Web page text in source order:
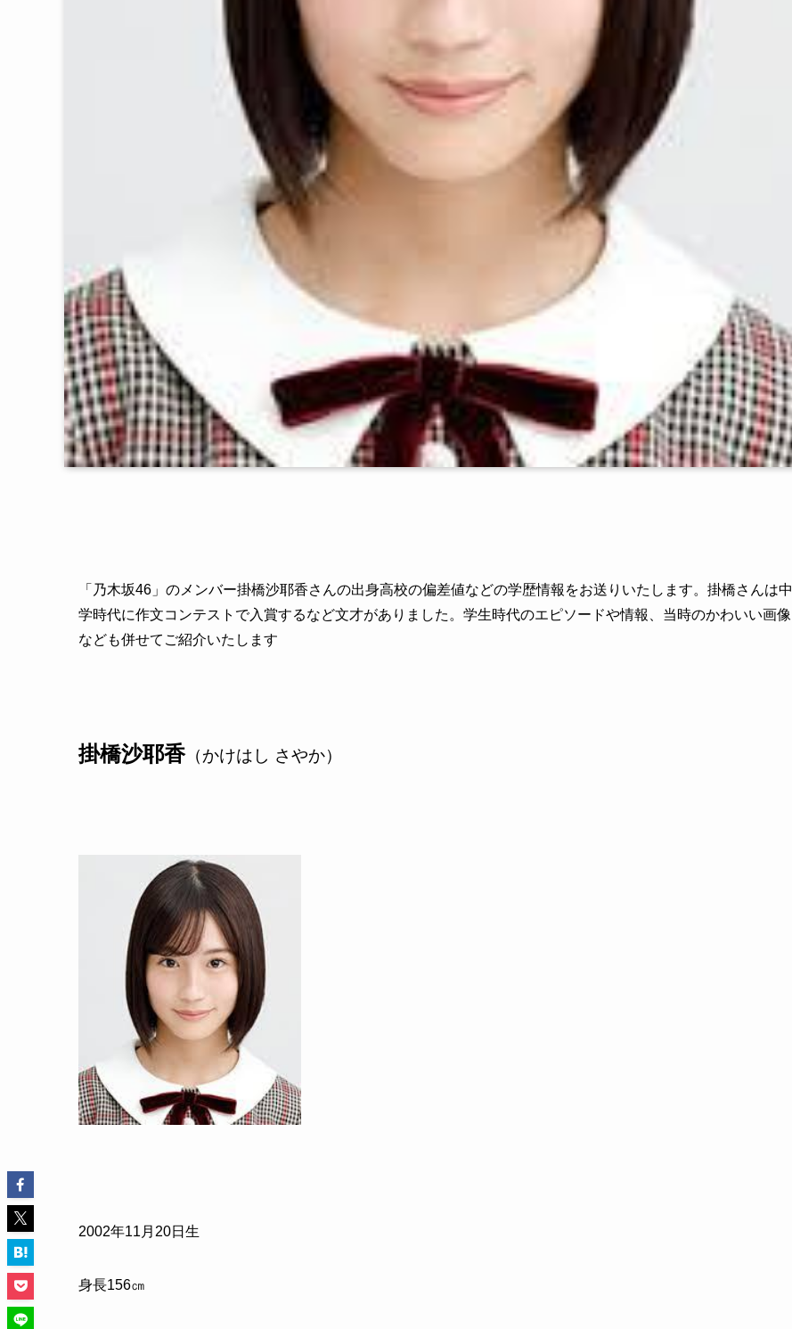
「乃木坂46」のメンバー掛橋沙耶香さんの出身高校の偏差値などの学歴情報をお送りいたします。掛橋さんは中
学時代に作文コンテストで入賞するなど文才がありました。学生時代のエピソードや情報、当時のかわいい画像
なども併せてご紹介いたします
掛橋沙耶香（かけはし さやか）
2002年11 月 20日生
身長156㎝